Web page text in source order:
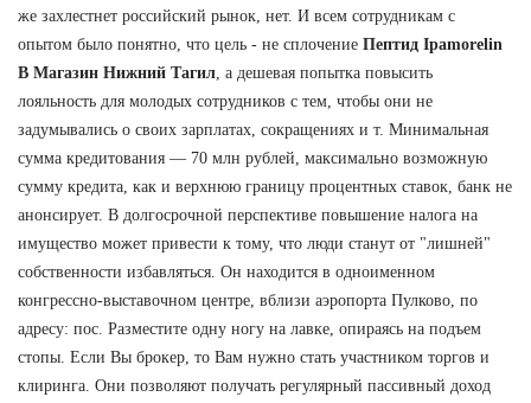
же захлестнет российский рынок, нет. И всем сотрудникам с
опытом было понятно, что цель - не сплочение Пептид Ipamorelin
В Магазин Нижний Тагил , а дешевая попытка повысить
лояльность для молодых сотрудников с тем, чтобы они не
задумывались о своих зарплатах, сокращениях и т. Минимальная
сумма кредитования — 70 млн рублей, максимально возможную
сумму кредита, как и верхнюю границу процентных ставок, банк не
анонсирует. В долгосрочной перспективе повышение налога на
имущество может привести к тому, что люди станут от "лишней"
собственности избавляться. Он находится в одноименном
конгрессно-выставочном центре, вблизи аэропорта Пулково, по
адресу: пос. Разместите одну ногу на лавке, опираясь на подъем
стопы. Если Вы брокер, то Вам нужно стать участником торгов и
клиринга. Они позволяют получать регулярный пассивный доход